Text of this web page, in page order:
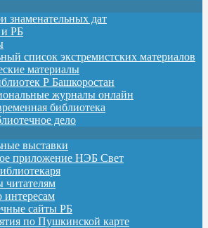
знаменательных дат
РБ
список экстремистских материалов
материалы
Р Башкоростан
журналы онлайн
библиотека
дело
выставки
приложение НЭБ Свет
читателям
сайты РБ
по Пушкинской карте